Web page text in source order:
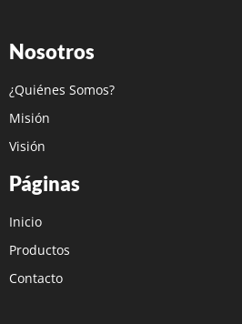
Nosotros
¿Quiénes Somos?
Misión
Visión
Páginas
Inicio
Productos
Contacto